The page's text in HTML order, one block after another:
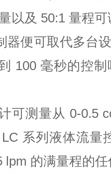
以及 50:1 量程
器便可取代多台
100 毫秒的控
可测量从 0-0.5
系列液体流量
lpm 的满量程的